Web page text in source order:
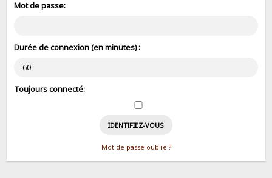
Mot de passe:
Durée de connexion (en minutes) :
Toujours connecté:
Mot de passe oublié ?